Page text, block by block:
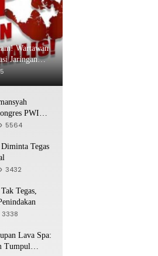
Wartawan
Jaringan
PWI
5564
Tegas
3432
Tegas,
3338
Lava Spa:
Tumpul